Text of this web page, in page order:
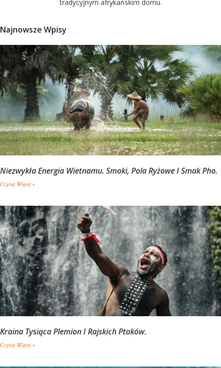
tradycyjnym afrykańskim domu.
Najnowsze Wpisy
Niezwykła Energia Wietnamu. Smoki, Pola Ryżowe I Smak Pho.
Czytaj Więcej »
Kraina Tysiąca Plemion I Rajskich Ptaków.
Czytaj Więcej »